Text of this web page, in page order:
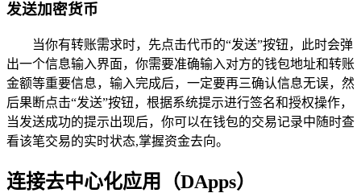
发送加密货币
当你有转账需求时，先点击代币的“发送”按钮，此时会弹
出一个信息输入界面，你需要准确输入对方的钱包地址和转账
金额等重要信息，输入完成后，一定要再三确认信息无误，然
后果断点击“发送”按钮，根据系统提示进行签名和授权操作，
当发送成功的提示出现后，你可以在钱包的交易记录中随时查
看该笔交易的实时状态,掌握资金去向。
连接去中心化应用（DApps）